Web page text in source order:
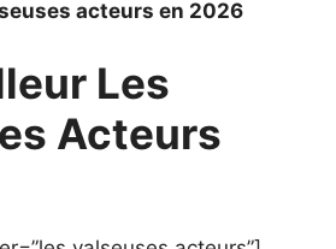
acteurs en 2026
Les
Acteurs